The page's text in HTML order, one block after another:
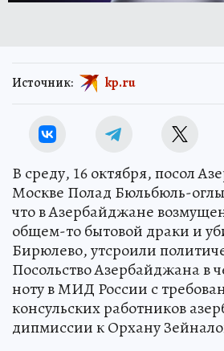
Источник: kp.ru
В среду, 16 октября, посол
Москве Полад Бюльбюль-оглы
что в Азербайджане
общем-то бытовой драки и
Бирюлево, утсроили
Посольство Азербайджана в
ноту в МИД России с
консульских работников
дипмиссии к Орхану